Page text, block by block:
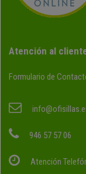
Atención al
Formulario de
946 57 57 06
Atención